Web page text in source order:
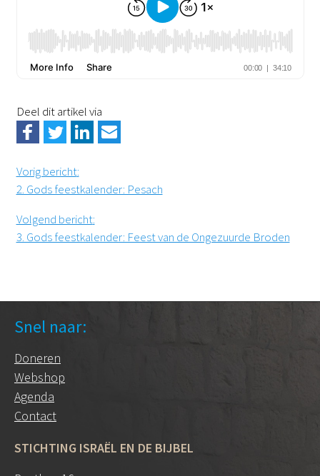
Deel dit artikel via
Vorig bericht:
2. Gods feestkalender: Pesach
Volgend bericht:
3. Gods feestkalender: Feest van de Ongezuurde Broden
Snel naar:
Doneren
Webshop
Agenda
Contact
STICHTING ISRAËL EN DE BIJBEL